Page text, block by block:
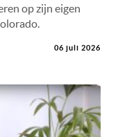
op zijn eigen
06 juli 2026